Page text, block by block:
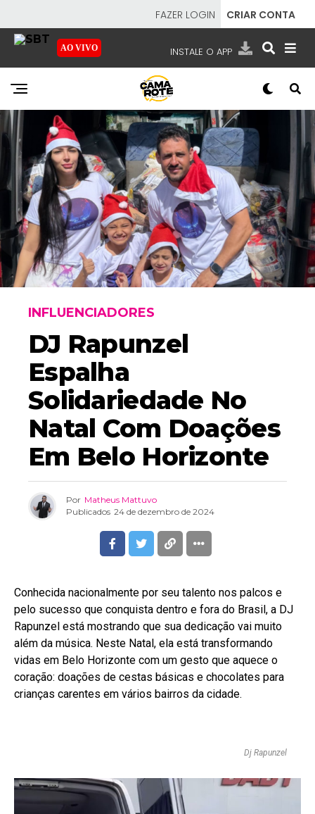
FAZER LOGIN CRIAR CONTA
AO VIVO INSTALE O APP
EMISSORAS
NOSSAS REDES
SBT- SISTEMA BRASILEIRO DE TELEVISÃO
INFLUENCIADORES
DJ Rapunzel
Espalha
Solidariedade No
Natal Com Doações
Em Belo Horizonte
Por Matheus Mattuvo
Publicados 24 de dezembro de 2024
Conhecida nacionalmente por seu talento nos palcos e
pelo sucesso que conquista dentro e fora do Brasil, a DJ
Rapunzel está mostrando que sua dedicação vai muito
além da música. Neste Natal, ela está transformando
vidas em Belo Horizonte com um gesto que aquece o
coração: doações de cestas básicas e chocolates para
crianças carentes em vários bairros da cidade.
Dj Rapunzel